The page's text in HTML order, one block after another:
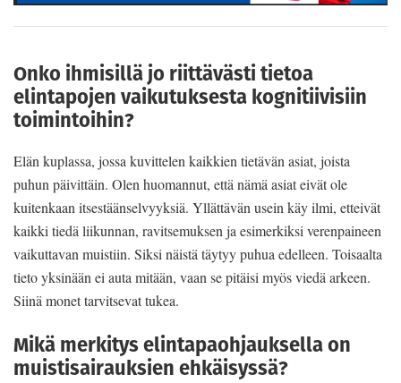
Onko ihmisillä jo riittävästi tietoa
elintapojen vaikutuksesta kognitiivisiin
toimintoihin?
Elän kuplassa, jossa kuvittelen kaikkien tietävän asiat, joista
puhun päivittäin. Olen huomannut, että nämä asiat eivät ole
kuitenkaan itsestäänselvyyksiä. Yllättävän usein käy ilmi, etteivät
kaikki tiedä liikunnan, ravitsemuksen ja esimerkiksi verenpaineen
vaikuttavan muistiin. Siksi näistä täytyy puhua edelleen. Toisaalta
tieto yksinään ei auta mitään, vaan se pitäisi myös viedä arkeen.
Siinä monet tarvitsevat tukea.
Mikä merkitys elintapaohjauksella on
muistisairauksien ehkäisyssä?